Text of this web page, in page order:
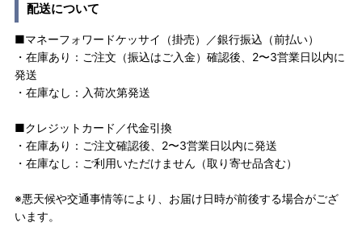
配送について
■マネーフォワードケッサイ（掛売）／銀行振込（前払い）
・在庫あり：ご注文（振込はご入金）確認後、2〜3営業日以内に
発送
・在庫なし：入荷次第発送
■クレジットカード／代金引換
・在庫あり：ご注文確認後、2〜3営業日以内に発送
・在庫なし：ご利用いただけません（取り寄せ品含む）
※悪天候や交通事情等により、お届け日時が前後する場合がござ
います。